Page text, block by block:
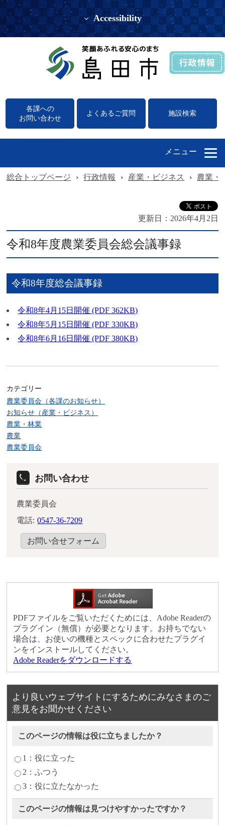
Accessibility
各課への
お問い合わせ
よくあるご質問 施設検索
メニュー
総合トップページ › 行政情報 › 産業・ビジネス › 農業・
更新日： 2026年4月2日
令和8年度農業委員会総会議事録
令和8年度総会議事録
令和8年4月15日開催 (PDF 362KB)
令和8年5月15日開催 (PDF 330KB)
令和8年6月16日開催 (PDF 380KB)
カテゴリー
農業委員会（各課のお知らせ）
お知らせ（産業・ビジネス）
農業・林業
農業
農業委員会
お問い合わせ
農業委員会
電話: 0547-36-7209
お問い合せフォーム
PDFファイルをご覧いただくためには、Adobe Readerの
プラグイン（無償）が必要となります。お持ちでない
場合は、お使いの機種とスペックに合わせたプラグイ
ンをインストールしてください。
Adobe Readerをダウンロードする
より良いウェブサイトにするためにみなさまのご
意見をお聞かせください
このページの情報は役に立ちましたか？
1：役に立った
2：ふつう
3：役に立たなかった
このページの情報は見つけやすかったですか？